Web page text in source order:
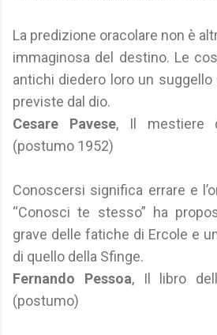
La predizione oracolare non è
immaginosa del destino. Le
antichi diedero loro un
previste dal dio.
Cesare Pavese, Il mestiere
(postumo 1952)
Conoscersi significa errare e
“Conosci te stesso” ha
grave delle fatiche di Ercole e
di quello della Sfinge.
Fernando Pessoa, Il libro
(postumo)